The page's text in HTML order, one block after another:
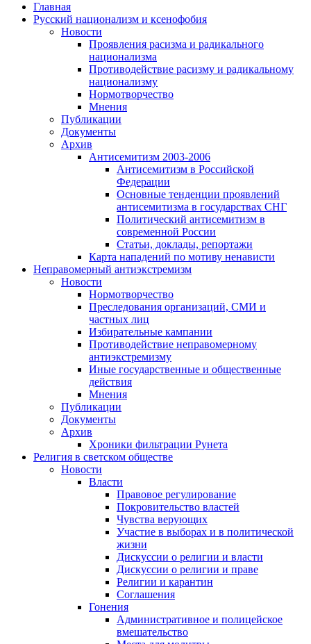
Главная
Русский национализм и ксенофобия
Новости
Проявления расизма и радикального
национализма
Противодействие расизму и радикальному
национализму
Нормотворчество
Мнения
Публикации
Документы
Архив
Антисемитизм 2003-2006
Антисемитизм в Российской
Федерации
Основные тенденции проявлений
антисемитизма в государствах СНГ
Политический антисемитизм в
современной России
Статьи, доклады, репортажи
Карта нападений по мотиву ненависти
Неправомерный антиэкстремизм
Новости
Нормотворчество
Преследования организаций, СМИ и
частных лиц
Избирательные кампании
Противодействие неправомерному
антиэкстремизму
Иные государственные и общественные
действия
Мнения
Публикации
Документы
Архив
Хроники фильтрации Рунета
Религия в светском обществе
Новости
Власти
Правовое регулирование
Покровительство властей
Чувства верующих
Участие в выборах и в политической
жизни
Дискуссии о религии и власти
Дискуссии о религии и праве
Религии и карантин
Соглашения
Гонения
Административное и полицейское
вмешательство